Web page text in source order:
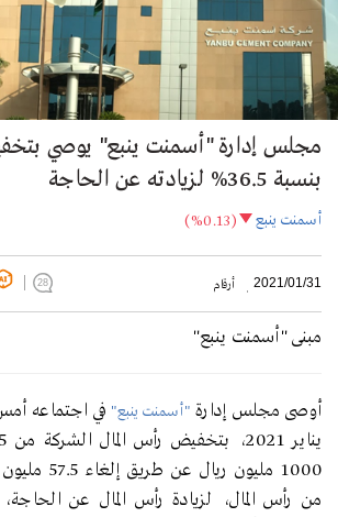
مجلس إدارة "أسمنت ينبع" يوصي
بنسبة 36.5% لزيادته عن الحاجة
أسمنت ينبع (%0.13)
2021/01/31 أرقام 28
مبنى "أسمنت ينبع"
أوصى مجلس إدارة "أسمنت ينبع"
من رأس المال، لزيادة رأس المال عن الحاجة،